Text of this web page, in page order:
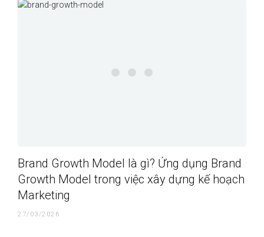
Brand Growth Model là gì? Ứng dụng Brand
Growth Model trong việc xây dựng kế hoạch
Marketing
27/03/2026